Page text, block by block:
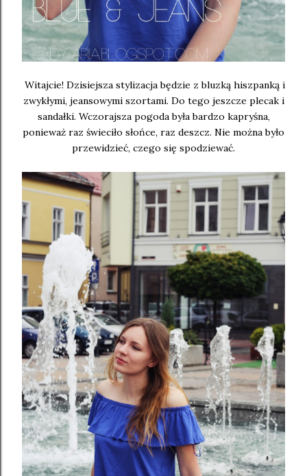
Witajcie! Dzisiejsza stylizacja będzie z bluzką hiszpanką i
zwykłymi, jeansowymi szortami. Do tego jeszcze plecak i
sandałki. Wczorajsza pogoda była bardzo kapryśna,
ponieważ raz świeciło słońce, raz deszcz. Nie można było
przewidzieć, czego się spodziewać.